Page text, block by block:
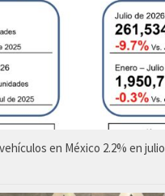
en México 2.2% en julio